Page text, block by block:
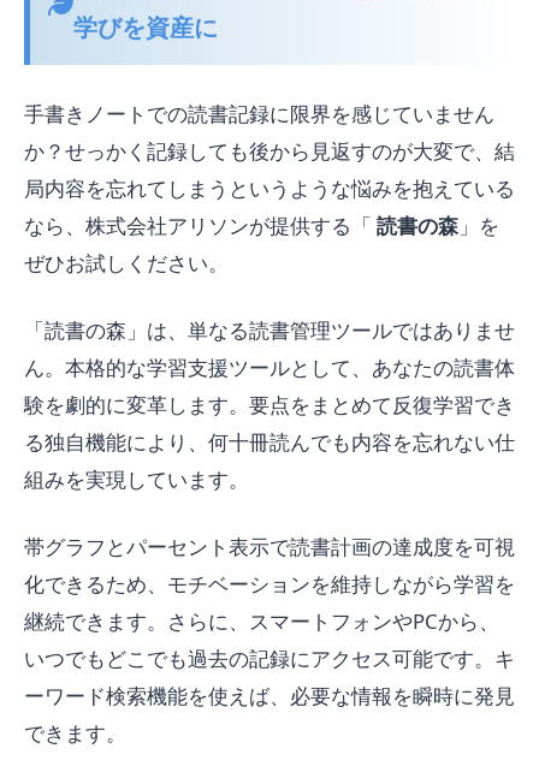
学びを資産に
手書きノートでの読書記録に限界を感じていません
か？せっかく記録しても後から見返すのが大変で、結
局内容を忘れてしまうというような悩みを抱えている
なら、株式会社アリソンが提供する「 読書の森 」を
ぜひお試しください。
「読書の森」は、単なる読書管理ツールではありませ
ん。本格的な学習支援ツールとして、あなたの読書体
験を劇的に変革します。要点をまとめて反復学習でき
る独自機能により、何十冊読んでも内容を忘れない仕
組みを実現しています。
帯グラフとパーセント表示で読書計画の達成度を可視
化できるため、モチベーションを維持しながら学習を
継続できます。さらに、スマートフォンやPCから、
いつでもどこでも過去の記録にアクセス可能です。キ
ーワード検索機能を使えば、必要な情報を瞬時に発見
できます。